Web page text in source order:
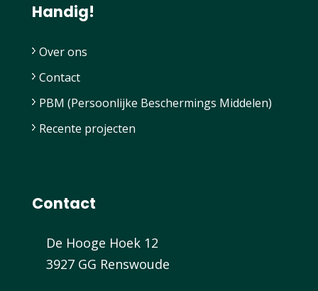
Handig!
Over ons
Contact
PBM (Persoonlijke Beschermings Middelen)
Recente projecten
Contact
De Hooge Hoek 12
3927 GG Renswoude